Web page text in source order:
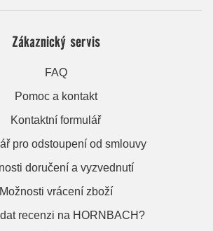
Zákaznický servis
FAQ
Pomoc a kontakt
Kontaktní formulář
pro odstoupení od smlouvy
doručení a vyzvednutí
Možnosti vrácení zboží
recenzi na HORNBACH?